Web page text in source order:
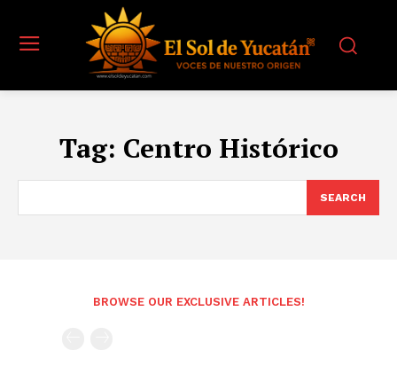
Tag: Centro Histórico
SEARCH
BROWSE OUR EXCLUSIVE ARTICLES!